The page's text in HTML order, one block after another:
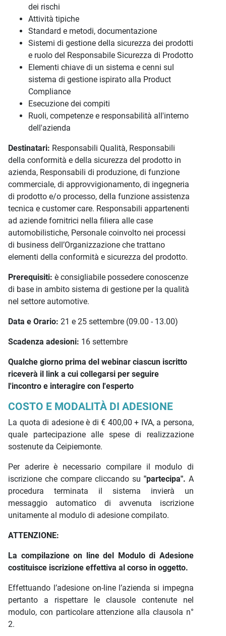
dei rischi
Attività tipiche
Standard e metodi, documentazione
Sistemi di gestione della sicurezza dei prodotti
e ruolo del Responsabile Sicurezza di Prodotto
Elementi chiave di un sistema e cenni sul
sistema di gestione ispirato alla Product
Compliance
Esecuzione dei compiti
Ruoli, competenze e responsabilità all'interno
dell'azienda
Destinatari: Responsabili Qualità, Responsabili
della conformità e della sicurezza del prodotto in
azienda, Responsabili di produzione, di funzione
commerciale, di approvvigionamento, di ingegneria
di prodotto e/o processo, della funzione assistenza
tecnica e customer care. Responsabili appartenenti
ad aziende fornitrici nella filiera alle case
automobilistiche, Personale coinvolto nei processi
di business dell’Organizzazione che trattano
elementi della conformità e sicurezza del prodotto.
Prerequisiti: è consigliabile possedere conoscenze
di base in ambito sistema di gestione per la qualità
nel settore automotive.
Data e Orario: 21 e 25 settembre (09.00 - 13.00)
Scadenza adesioni: 16 settembre
Qualche giorno prima del webinar ciascun iscritto
riceverà il link a cui collegarsi per seguire
l'incontro e interagire con l'esperto
COSTO E MODALITÀ DI ADESIONE
La quota di adesione è di € 400,00 + IVA, a persona,
quale partecipazione alle spese di realizzazione
sostenute da Ceipiemonte.
Per aderire è necessario compilare il modulo di
iscrizione che compare cliccando su "partecipa". A
procedura terminata il sistema invierà un
messaggio automatico di avvenuta iscrizione
unitamente al modulo di adesione compilato.
ATTENZIONE:
La compilazione on line del Modulo di Adesione
costituisce iscrizione effettiva al corso in oggetto.
Effettuando l’adesione on-line l’azienda si impegna
pertanto a rispettare le clausole contenute nel
modulo, con particolare attenzione alla clausola n°
2.